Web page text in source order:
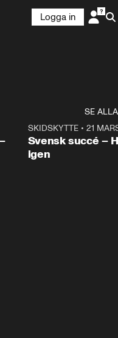
Logga in
SE ALLA
SKIDSKYTTE• 21
Svensk succé –
igen